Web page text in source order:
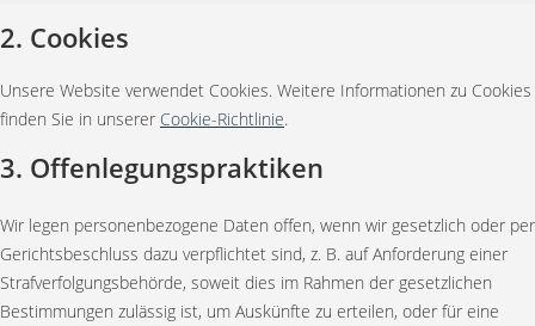
2. Cookies
Unsere Website verwendet Cookies. Weitere Informationen zu Cookies
finden Sie in unserer Cookie-Richtlinie.
3. Offenlegungspraktiken
Wir legen personenbezogene Daten offen, wenn wir gesetzlich oder per
Gerichtsbeschluss dazu verpflichtet sind, z. B. auf Anforderung einer
Strafverfolgungsbehörde, soweit dies im Rahmen der gesetzlichen
Bestimmungen zulässig ist, um Auskünfte zu erteilen, oder für eine